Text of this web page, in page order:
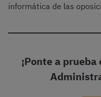
informática de las
¡Ponte a